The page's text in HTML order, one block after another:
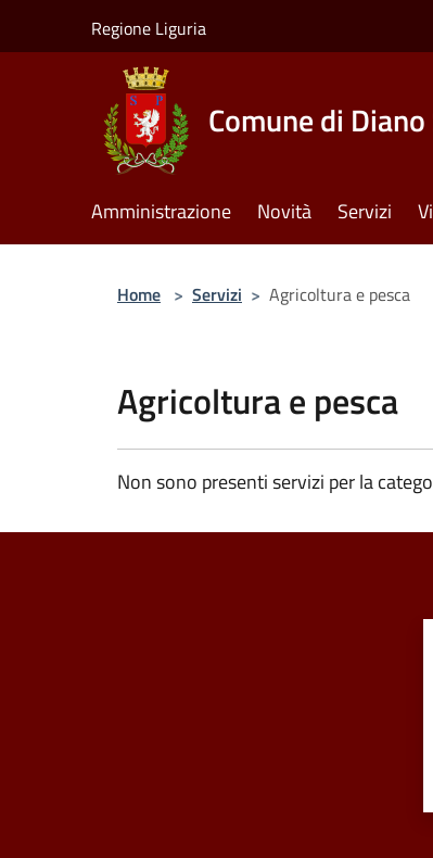
Regione Liguria
Comune di
Amministrazione Novità Servizi
Home > Servizi > Agricoltura e pesca
Agricoltura e pesca
Non sono presenti servizi per la